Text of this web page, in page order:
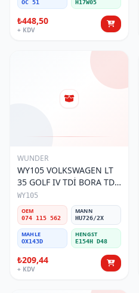
OC 51 H17W05
₺448,50
+ KDV
WUNDER
WY105 VOLKSWAGEN LT
35 GOLF IV TDİ BORA TDİ
074 115 562 Yağ Filtresi
WY105
OEM
074 115 562
MANN
HU726/2X
MAHLE
OX143D
HENGST
E154H D48
₺209,44
+ KDV